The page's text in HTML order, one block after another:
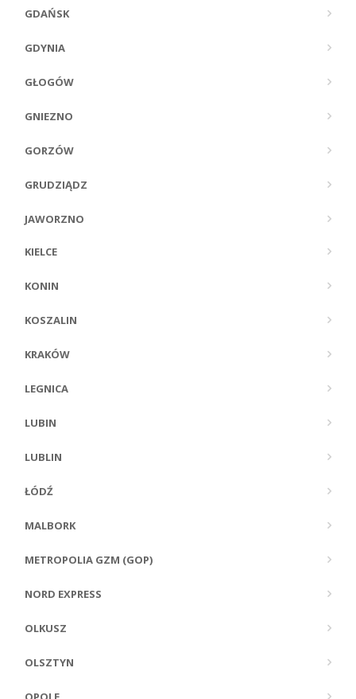
GDAŃSK
GDYNIA
GŁOGÓW
GNIEZNO
GORZÓW
GRUDZIĄDZ
JAWORZNO
KIELCE
KONIN
KOSZALIN
KRAKÓW
LEGNICA
LUBIN
LUBLIN
ŁÓDŹ
MALBORK
METROPOLIA GZM (GOP)
NORD EXPRESS
OLKUSZ
OLSZTYN